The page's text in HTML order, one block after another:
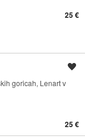
25 €
goricah, Lenart v
25 €